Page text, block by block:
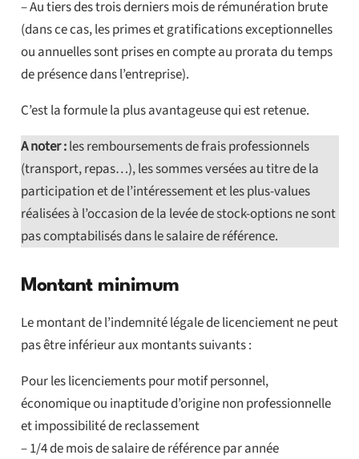
– Au tiers des trois derniers mois de rémunération brute
(dans ce cas, les primes et gratifications exceptionnelles
ou annuelles sont prises en compte au prorata du temps
de présence dans l’entreprise).
C’est la formule la plus avantageuse qui est retenue.
A noter :les remboursements de frais professionnels
(transport, repas…), les sommes versées au titre de la
participation et de l’intéressement et les plus-values
réalisées à l’occasion de la levée de stock-options ne sont
pas comptabilisés dans le salaire de référence.
Montant minimum
Le montant de l’indemnité légale de licenciement ne peut
pas être inférieur aux montants suivants :
Pour les licenciements pour motif personnel,
économique ou inaptitude d’origine non professionnelle
et impossibilité de reclassement
– 1/4 de mois de salaire de référence par année